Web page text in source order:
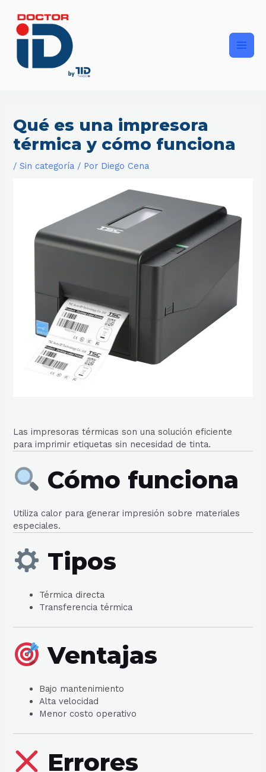
contenido
Qué es una impresora
térmica y cómo funciona
/Sin categoría / Por Diego Cena
Las impresoras térmicas son una solución eficiente
para imprimir etiquetas sin necesidad de tinta.
Cómo funciona
Utiliza calor para generar impresión sobre materiales
especiales.
Tipos
Térmica directa
Transferencia térmica
Ventajas
Bajo mantenimiento
Alta velocidad
Menor costo operativo
Errores